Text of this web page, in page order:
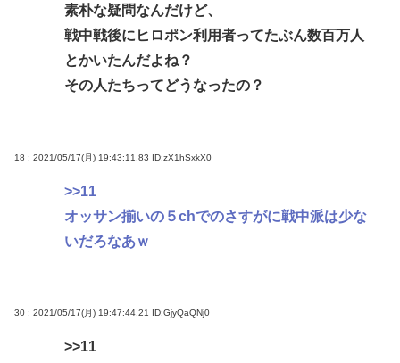
素朴な疑問なんだけど、
戦中戦後にヒロポン利用者ってたぶん数百万人
とかいたんだよね？
その人たちってどうなったの？
18 : 2021/05/17(月) 19:43:11.83 ID:zX1hSxkX0
>>11
オッサン揃いの５chでのさすがに戦中派は少な
いだろなあｗ
30 : 2021/05/17(月) 19:47:44.21 ID:GjyQaQNj0
>>11